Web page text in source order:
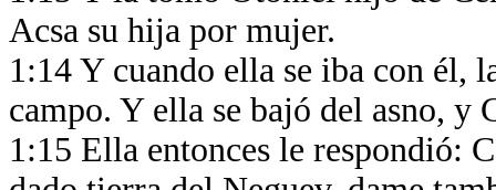
Acsa su hija por mujer.
1:14 Y cuando ella se iba con él,
campo. Y ella se bajó del asno, y
1:15 Ella entonces le respondió: